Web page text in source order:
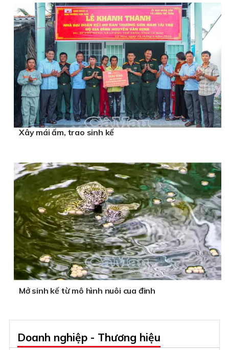
Xây mái ấm, trao sinh kế
Mở sinh kế từ mô hình nuôi cua đinh
Doanh nghiệp - Thương hiệu